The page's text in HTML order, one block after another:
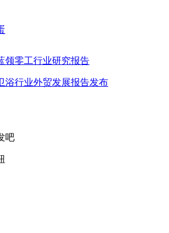
领零工行业研究报告
浴行业外贸发展报告发布
吧